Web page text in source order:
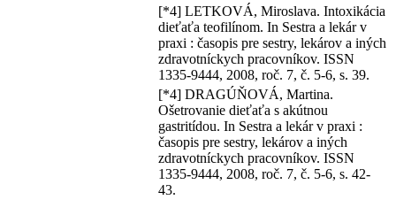
[*4] LETKOVÁ, Miroslava. Intoxikácia
dieťaťa teofilínom. In Sestra a lekár v
praxi : časopis pre sestry, lekárov a iných
zdravotníckych pracovníkov. ISSN
1335-9444, 2008, roč. 7, č. 5-6, s. 39.
[*4] DRAGÚŇOVÁ, Martina.
Ošetrovanie dieťaťa s akútnou
gastritídou. In Sestra a lekár v praxi :
časopis pre sestry, lekárov a iných
zdravotníckych pracovníkov. ISSN
1335-9444, 2008, roč. 7, č. 5-6, s. 42-
43.